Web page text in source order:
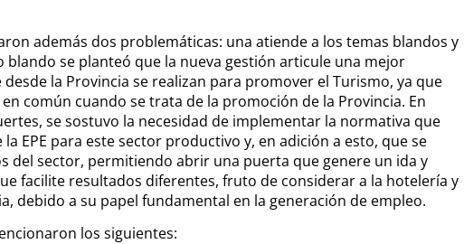
además dos problemáticas: una atiende a los temas blandos y
blando se planteó que la nueva gestión articule una mejor
la Provincia se realizan para promover el Turismo, ya que
común cuando se trata de la promoción de la Provincia. En
se sostuvo la necesidad de implementar la normativa que
EPE para este sector productivo y, en adición a esto, que se
del sector, permitiendo abrir una puerta que genere un ida y
facilite resultados diferentes, fruto de considerar a la hotelería y
debido a su papel fundamental en la generación de empleo.
los siguientes: